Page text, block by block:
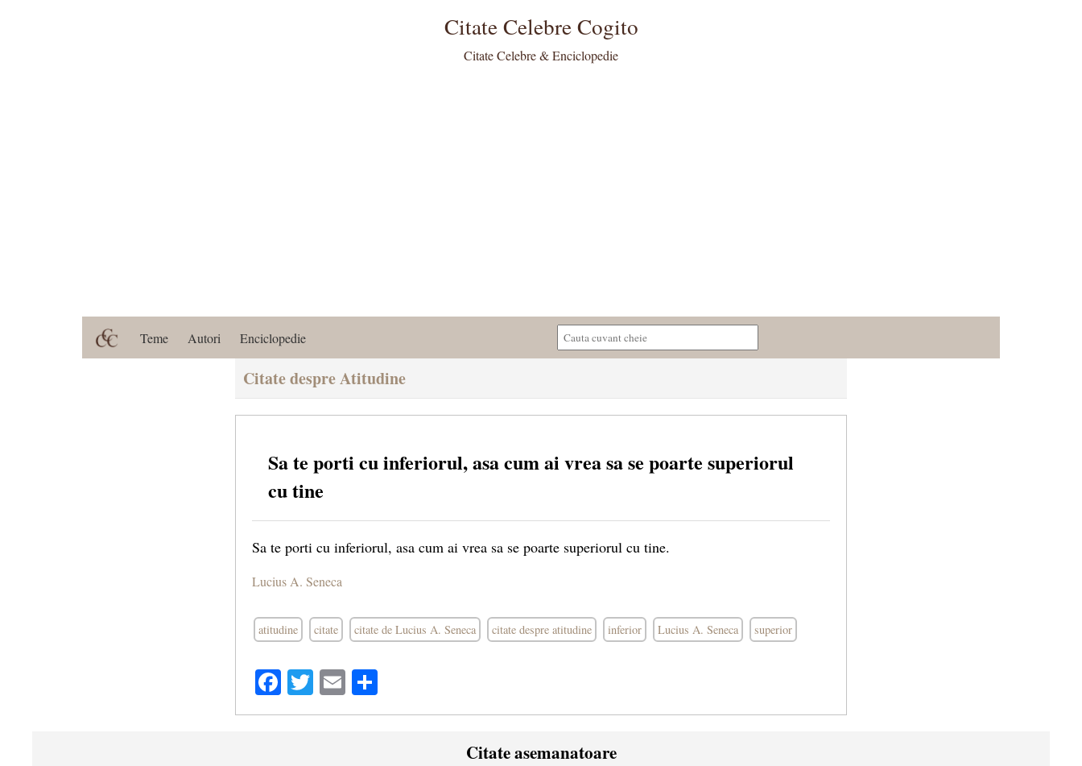
Citate Celebre Cogito
Citate Celebre & Enciclopedie
Teme Autori Enciclopedie
Citate despre Atitudine
Sa te porti cu inferiorul, asa cum ai vrea sa se poarte superiorul
cu tine
Sa te porti cu inferiorul, asa cum ai vrea sa se poarte superiorul cu tine.
Lucius A. Seneca
atitudine citate citate de Lucius A. Seneca citate despre atitudine inferior Lucius A. Seneca superior
Facebook
Twitter
Email
Citate asemanatoare